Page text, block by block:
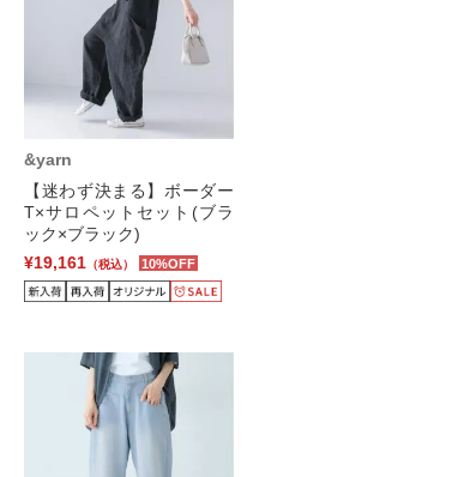
&yarn
【迷わず決まる】ボーダー
T×サロペットセット(ブラ
ック×ブラック)
¥19,161 （税込） 10%OFF